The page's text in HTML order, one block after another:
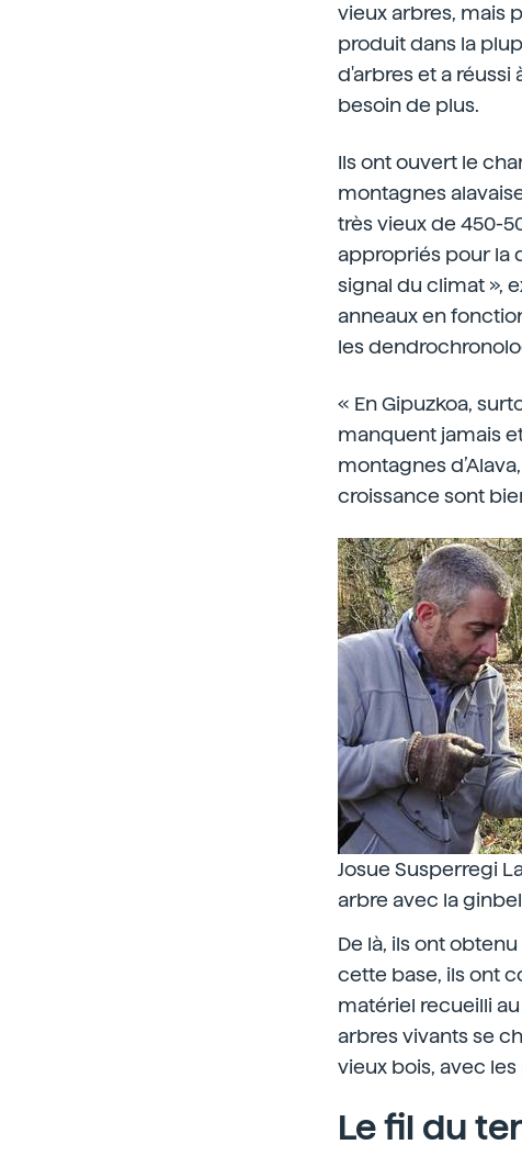
vieux arbres, mais
produit dans la
d'arbres et a réussi
besoin de plus.
Ils ont ouvert le
montagnes
très vieux de 450-
appropriés pour la
signal du climat »,
anneaux en
les
« En Gipuzkoa,
manquent jamais
montagnes
croissance sont
Josue Susperregi
arbre avec la
De là, ils ont
cette base, ils ont
matériel recueilli
arbres vivants se
vieux bois, avec
Le fil du